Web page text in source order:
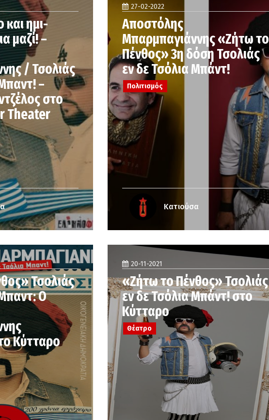
και ημι-
μαζί! –
/ Τσολιάς
–
στο
Theater
27-02-2022
Αποστόλης
Μπαρμπαγιάννης «Ζήτω το
Πένθος» 3η δόση Τσολιάς
εν δε Τσόλια Μπάντ!
Πολιτισμός
Κατιούσα
Τσολιάς
Ο
Κύτταρο
20-11-2021
«Ζήτω το Πένθος» Τσολιάς
εν δε Τσόλια Μπάντ! στο
Κύτταρο
Θέατρο